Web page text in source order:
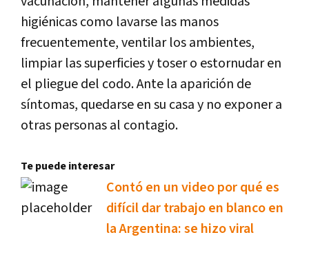
higiénicas como lavarse las manos
frecuentemente, ventilar los ambientes,
limpiar las superficies y toser o estornudar en
el pliegue del codo. Ante la aparición de
síntomas, quedarse en su casa y no exponer a
otras personas al contagio.
Te puede interesar
Contó en un video por qué es
difícil dar trabajo en blanco en
la Argentina: se hizo viral